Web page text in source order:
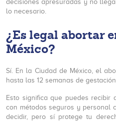
decisiones apresuradas y no
lo necesario.
¿Es legal abortar
México?
Sí. En la Ciudad de México, el
hasta las 12 semanas de
Esto significa que puedes recibir
con métodos seguros y personal
decidir, pero sí protege tu